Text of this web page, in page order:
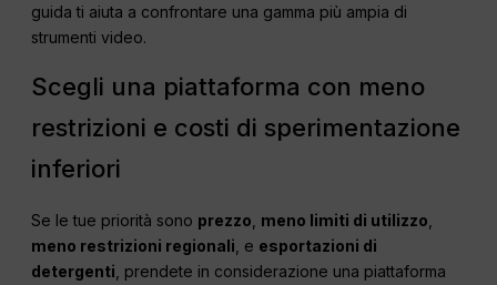
guida ti aiuta a confrontare una gamma più ampia di
strumenti video.
Scegli una piattaforma con meno
restrizioni e costi di sperimentazione
inferiori
Se le tue priorità sono prezzo meno limiti di utilizzo
meno restrizioni regionali , e esportazioni di
detergenti , prendete in considerazione una piattaforma